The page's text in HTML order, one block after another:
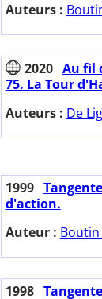
Auteurs :
2020 Au fil
75. La Tour
Auteurs : De
1999
d'action.
Auteur :
1998